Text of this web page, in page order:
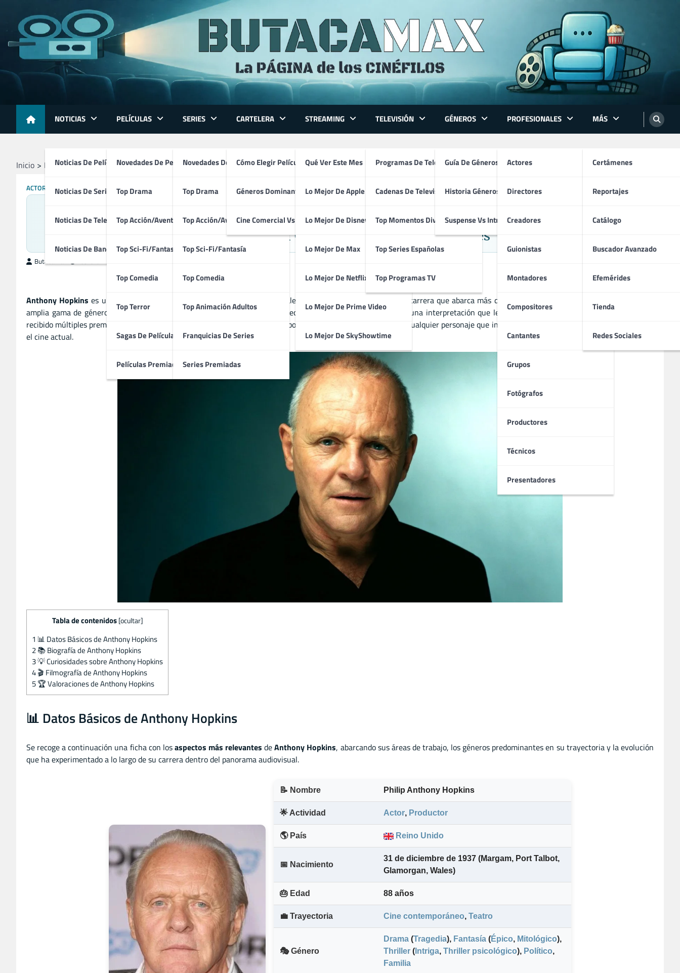
content
NOTICIAS
Noticias De Películas
Noticias De Series
Noticias De Televisión
Noticias De Bandas Sonoras
PELÍCULAS
Novedades De Películas
Top Drama
Top Acción/Aventura
Top Sci-Fi/Fantasía
Top Comedia
Top Terror
Sagas De Películas
Películas Premiadas
SERIES
Novedades De Series
Top Drama
Top Acción/Aventura
Top Sci-Fi/Fantasía
Top Comedia
Top Animación Adultos
Franquicias De Series
Series Premiadas
CARTELERA
Cómo Elegir Película
Géneros Dominantes
Cine Comercial Vs Autor
STREAMING
Qué Ver Este Mes
Lo Mejor De Apple TV
Lo Mejor De Disney+
Lo Mejor De Max
Lo Mejor De Netflix
Lo Mejor De Prime Video
Lo Mejor De SkyShowtime
TELEVISIÓN
Programas De Televisión
Cadenas De Televisión
Top Momentos Divertidos
Top Series Españolas
Top Programas TV
GÉNEROS
Guía De Géneros
Historia Géneros TV
Suspense Vs Intriga
PROFESIONALES
Actores
Directores
Creadores
Guionistas
Montadores
Compositores
Cantantes
Grupos
Fotógrafos
Productores
Técnicos
Presentadores
MÁS
Certámenes
Reportajes
Catálogo
Buscador Avanzado
Efemérides
Tienda
Redes Sociales
Inicio Profesionales Actores Anthony Hopkins
ACTORES PRODUCTORES
Anthony Hopkins
Su Legado en el Cine con Papeles Inolvidables
ButacaMax
Anthony Hopkins es un actor galés considerado uno de los más grandes talentos de su generación. Con una carrera que abarca más de seis décadas, Hopkins ha trabajado en una
amplia gama de géneros, pero es más conocido por su papel de Hannibal Lecter enEl silencio de los corderos
, una interpretación que le valió un Oscar. A lo largo de su carrera, ha
recibido múltiples premios y es admirado tanto por su dominio actoral como por su capacidad para transformar cualquier personaje que interpreta. Su legado sigue siendo relevante en
el cine actual.
Tabla de contenidos [ocultar]
1 📊 Datos Básicos de Anthony Hopkins
2📚 Biografía de Anthony Hopkins
3💡 Curiosidades sobre Anthony Hopkins
4🎬 Filmografía de Anthony Hopkins
5🏆 Valoraciones de Anthony Hopkins
📊 Datos Básicos de Anthony Hopkins
Se recoge a continuación una ficha con losaspectos más relevantes deAnthony Hopkins, abarcando sus áreas de trabajo, los géneros predominantes en su trayectoria y la evolución
que ha experimentado a lo largo de su carrera dentro del panorama audiovisual.
📝 Nombre Philip Anthony Hopkins
🌟 Actividad Actor, Productor
🌎 País Reino Unido
📅 Nacimiento
31 de diciembre de 1937 (Margam, Port Talbot,
Glamorgan, Wales)
🎂 Edad 88 años
💼 Trayectoria Cine contemporáneo, Teatro
🎭 Género
Drama (Tragedia), Fantasía (Épico, Mitológico),
Thriller ( Intriga, Thriller psicológico), Político,
Familia